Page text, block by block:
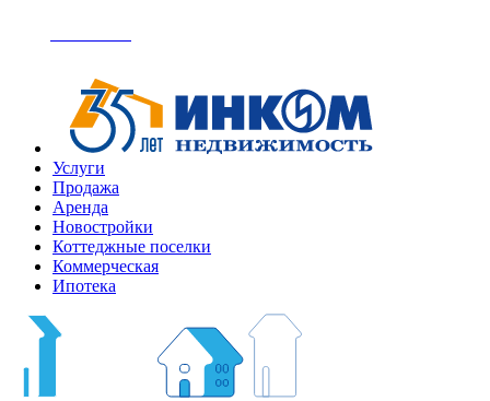
Услуги
Продажа
Аренда
Новостройки
Коттеджные поселки
Коммерческая
Ипотека